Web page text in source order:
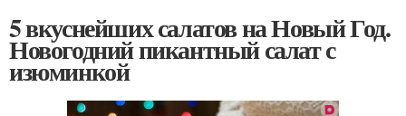
5 вкуснейших салатов на Новый Год.
Новогодний пикантный салат с
изюминкой